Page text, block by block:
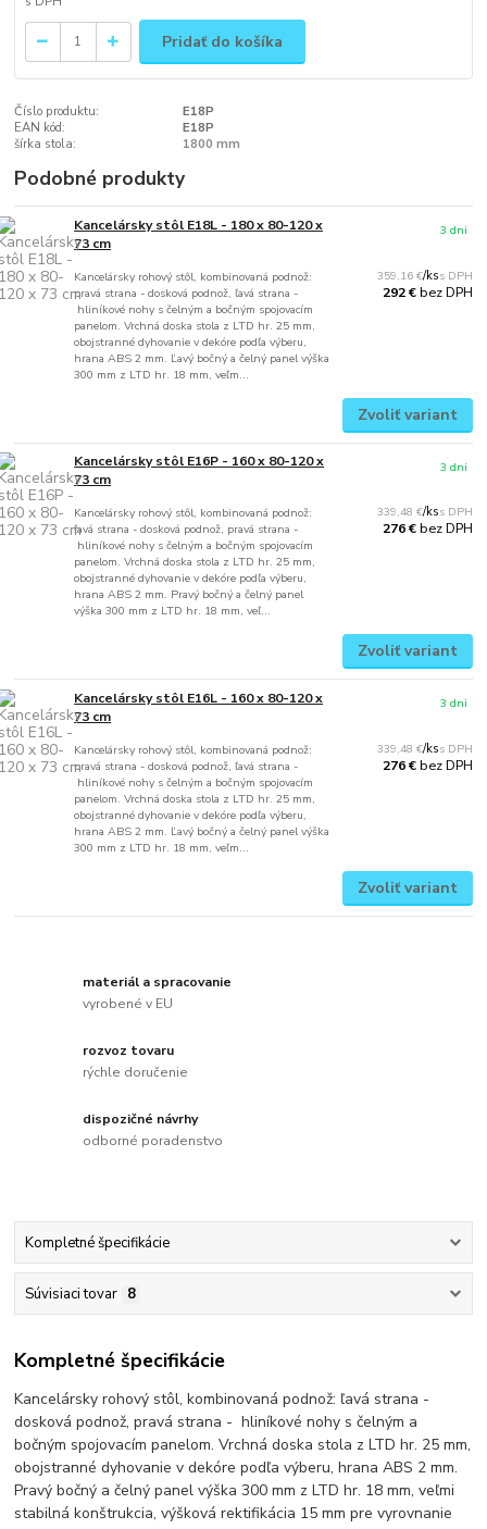
Pridať do košíka
Číslo produktu:
E18P
EAN kód:
E18P
šírka stola:
1800 mm
Podobné produkty
Kancelársky stôl E18L - 180 x 80-120 x
73 cm
Kancelársky rohový stôl, kombinovaná podnož:
pravá strana - dosková podnož, ľavá strana -
hliníkové nohy s čelným a bočným spojovacím
panelom. Vrchná doska stola z LTD hr. 25 mm,
obojstranné dyhovanie v dekóre podľa výberu,
hrana ABS 2 mm. Ľavý bočný a čelný panel výška
300 mm z LTD hr. 18 mm, veľm...
359,16 €/ks
292 €bez DPH
3 dni
Zvoliť variant
Kancelársky stôl E16P - 160 x 80-120 x
73 cm
Kancelársky rohový stôl, kombinovaná podnož:
ľavá strana - dosková podnož, pravá strana -
hliníkové nohy s čelným a bočným spojovacím
panelom. Vrchná doska stola z LTD hr. 25 mm,
obojstranné dyhovanie v dekóre podľa výberu,
hrana ABS 2 mm. Pravý bočný a čelný panel
výška 300 mm z LTD hr. 18 mm, veľ...
339,48 €/ks
276 €bez DPH
3 dni
Zvoliť variant
Kancelársky stôl E16L - 160 x 80-120 x
73 cm
Kancelársky rohový stôl, kombinovaná podnož:
pravá strana - dosková podnož, ľavá strana -
hliníkové nohy s čelným a bočným spojovacím
panelom. Vrchná doska stola z LTD hr. 25 mm,
obojstranné dyhovanie v dekóre podľa výberu,
hrana ABS 2 mm. Ľavý bočný a čelný panel výška
300 mm z LTD hr. 18 mm, veľm...
339,48 €/ks
276 €bez DPH
3 dni
Zvoliť variant
materiál a spracovanie
vyrobené v EU
rozvoz tovaru
rýchle doručenie
dispozičné návrhy
odborné poradenstvo
Kompletné špecifikácie
Súvisiaci tovar 8
Kompletné špecifikácie
Kancelársky rohový stôl, kombinovaná podnož: ľavá strana -
dosková podnož, pravá strana - hliníkové nohy s čelným a
bočným spojovacím panelom. Vrchná doska stola z LTD hr. 25 mm,
obojstranné dyhovanie v dekóre podľa výberu, hrana ABS 2 mm.
Pravý bočný a čelný panel výška 300 mm z LTD hr. 18 mm, veľmi
stabilná konštrukcia, výšková rektifikácia 15 mm pre vyrovnanie